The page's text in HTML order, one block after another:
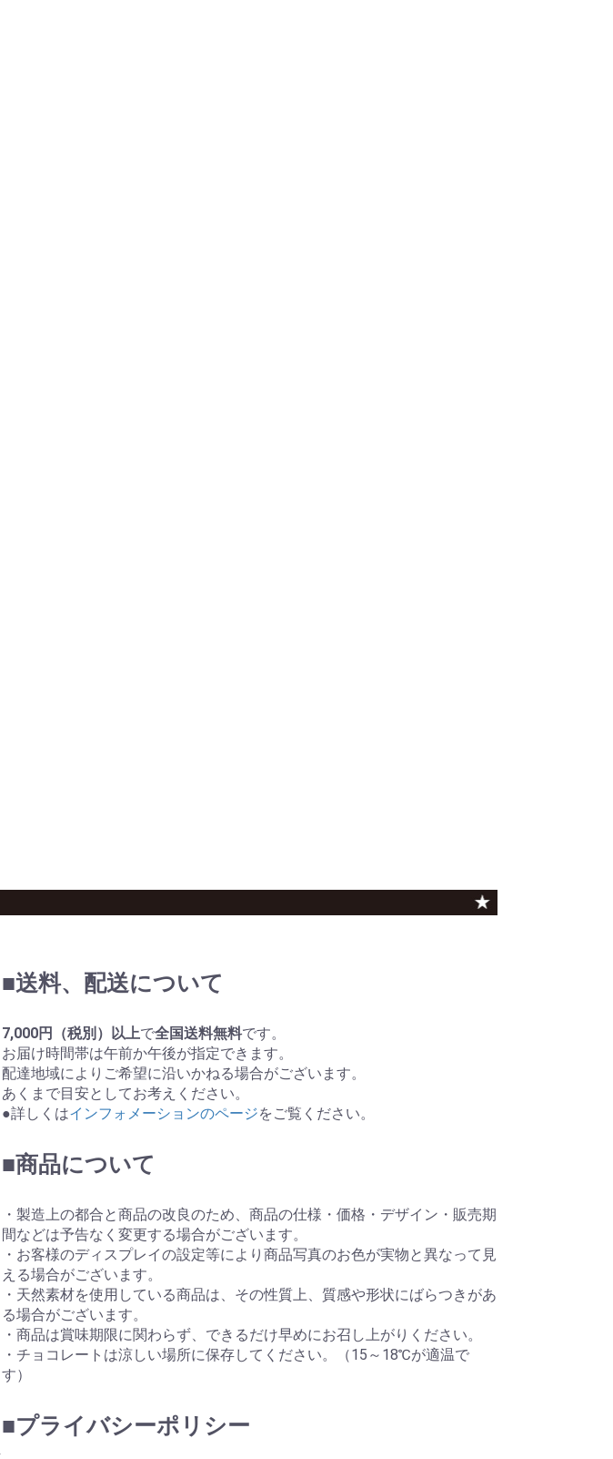
■送料、配送について
7,000円（税別）以上で全国送料無料です。
お届け時間帯は午前か午後が指定できます。
配達地域によりご希望に沿いかねる場合がございます。
あくまで目安としてお考えください。
●詳しくはインフォメーションのページをご覧ください。
■商品について
・製造上の都合と商品の改良のため、商品の仕様・価格・デザイン・販売期
間などは予告なく変更する場合がございます。
・お客様のディスプレイの設定等により商品写真のお色が実物と異なって見
える場合がございます。
・天然素材を使用している商品は、その性質上、質感や形状にばらつきがあ
る場合がございます。
・商品は賞味期限に関わらず、できるだけ早めにお召し上がりください。
・チョコレートは涼しい場所に保存してください。（15～18℃が適温で
す）
■プライバシーポリシー